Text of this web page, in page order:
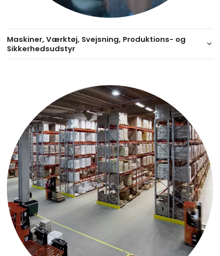
Maskiner, Værktøj, Svejsning, Produktions- og
Sikkerhedsudstyr
keyboard_arrow_down